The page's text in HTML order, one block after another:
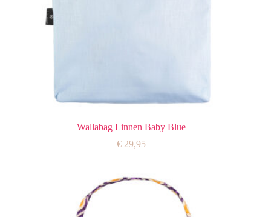
Wallabag Linnen Baby Blue
€ 29,95